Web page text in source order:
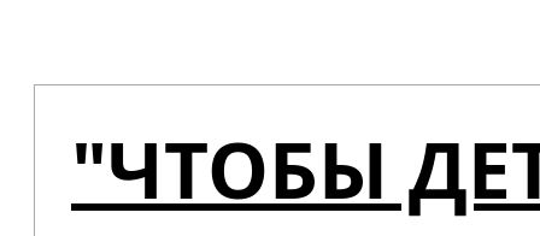
"ЧТОБЫ